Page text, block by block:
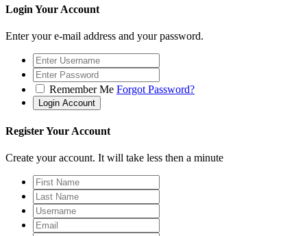
Login Your Account
Enter your e-mail address and your password.
Remember Me Forgot Password?
Register Your Account
Create your account. It will take less then a minute